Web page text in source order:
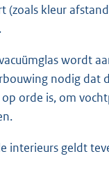
(zoals kleur
wordt
nodig dat
orde is, om
interieurs geldt